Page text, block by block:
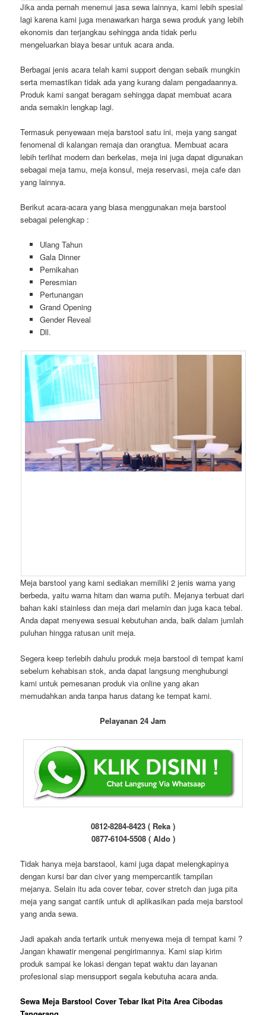
Jika anda pernah menemui jasa sewa lainnya, kami lebih spesial
lagi karena kami juga menawarkan harga sewa produk yang lebih
ekonomis dan terjangkau sehingga anda tidak perlu
mengeluarkan biaya besar untuk acara anda.
Berbagai jenis acara telah kami support dengan sebaik mungkin
serta memastikan tidak ada yang kurang dalam pengadaannya.
Produk kami sangat beragam sehingga dapat membuat acara
anda semakin lengkap lagi.
Termasuk penyewaan meja barstool satu ini, meja yang sangat
fenomenal di kalangan remaja dan orangtua. Membuat acara
lebih terlihat modern dan berkelas, meja ini juga dapat digunakan
sebagai meja tamu, meja konsul, meja reservasi, meja cafe dan
yang lainnya.
Berikut acara-acara yang biasa menggunakan meja barstool
sebagai pelengkap :
Ulang Tahun
Gala Dinner
Pernikahan
Peresmian
Pertunangan
Grand Opening
Gender Reveal
Dll.
Meja barstool yang kami sediakan memiliki 2 jenis warna yang
berbeda, yaitu warna hitam dan warna putih. Mejanya terbuat dari
bahan kaki stainless dan meja dari melamin dan juga kaca tebal.
Anda dapat menyewa sesuai kebutuhan anda, baik dalam jumlah
puluhan hingga ratusan unit meja.
Segera keep terlebih dahulu produk meja barstool di tempat kami
sebelum kehabisan stok, anda dapat langsung menghubungi
kami untuk pemesanan produk via online yang akan
memudahkan anda tanpa harus datang ke tempat kami.
Pelayanan 24 Jam
0812-8284-8423 ( Reka )
0877-6104-5508 ( Aldo )
Tidak hanya meja barstaool, kami juga dapat melengkapinya
dengan kursi bar dan civer yang mempercantik tampilan
mejanya. Selain itu ada cover tebar, cover stretch dan juga pita
meja yang sangat cantik untuk di aplikasikan pada meja barstool
yang anda sewa.
Jadi apakah anda tertarik untuk menyewa meja di tempat kami ?
Jangan khawatir mengenai pengirimannya. Kami siap kirim
produk sampai ke lokasi dengan tepat waktu dan layanan
profesional siap mensupport segala kebutuha acara anda.
Sewa Meja Barstool Cover Tebar Ikat Pita Area Cibodas